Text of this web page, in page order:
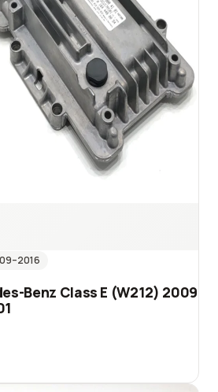
–2016
Benz Class E (W212) 2009